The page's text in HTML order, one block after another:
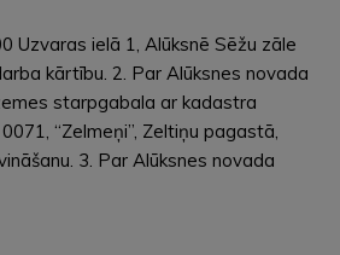
Uzvaras ielā 1, Alūksnē Sēžu zāle
kārtību. 2. Par Alūksnes novada
starpgabala ar kadastra
“Zelmeņi”, Zeltiņu pagastā,
3. Par Alūksnes novada